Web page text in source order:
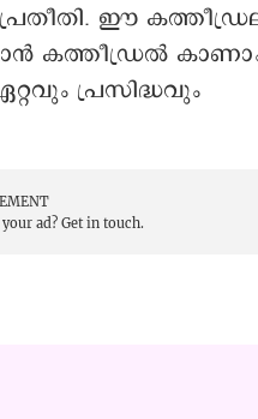
ഈ
കത്തീഡ്രൽ
പ്രസിദ്ധവും
ad? Get in touch.